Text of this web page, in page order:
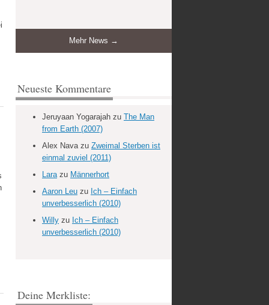
Mehr News →
Neueste Kommentare
Jeruyaan Yogarajah zu The Man
from Earth (2007)
Alex Navazu Zweimal Sterben ist
einmal zuviel (2011)
Larazu Männerhort
Aaron Leu zu Ich – Einfach
unverbesserlich (2010)
Willy zu Ich – Einfach
unverbesserlich (2010)
Deine Merkliste: